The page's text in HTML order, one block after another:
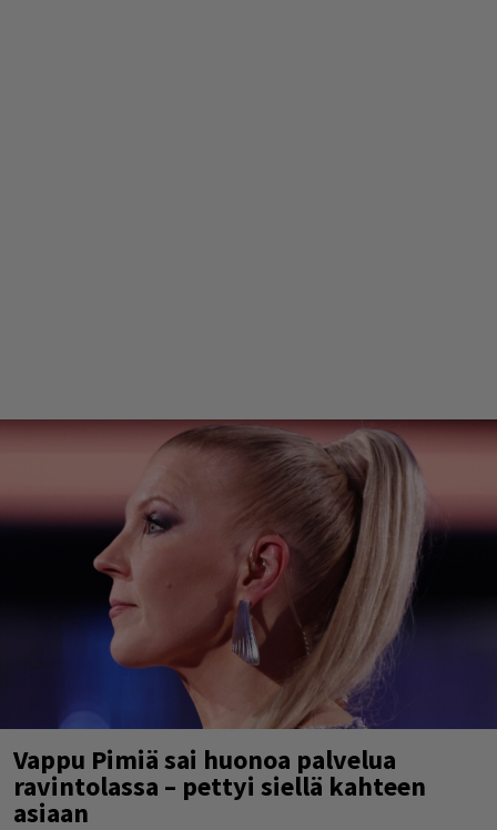
Vappu Pimiä sai huonoa palvelua
ravintolassa – pettyi siellä kahteen
asiaan